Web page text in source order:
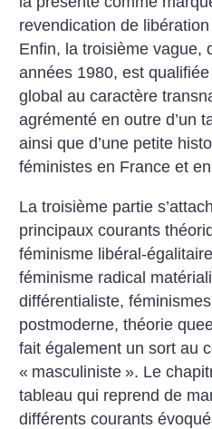
revendication de
Enfin, la troisième vague,
années 1980, est
global au caractère
agrémenté en outre d’un
ainsi que d’une petite
féministes en France et
La troisième partie
principaux courants
féminisme libéral-
féminisme radical
différentialiste,
postmoderne, théorie
fait également un sort au
« masculiniste ». Le
tableau qui reprend de
différents courants